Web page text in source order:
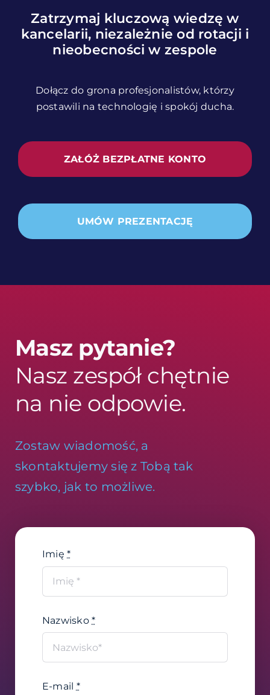
Zatrzymaj kluczową wiedzę w
kancelarii, niezależnie od rotacji i
nieobecności w zespole
Dołącz do grona profesjonalistów, którzy
postawili na technologię i spokój ducha.
ZAŁÓŻ BEZPŁATNE KONTO
UMÓW PREZENTACJĘ
Masz pytanie?
Nasz zespół chętnie
na nie odpowie.
Zostaw wiadomość, a
skontaktujemy się z Tobą tak
szybko, jak to możliwe.
Imię*
Nazwisko*
E-mail *